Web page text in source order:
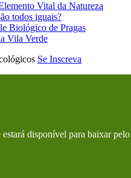
Vital da Natureza
todos iguais?
Biológico de Pragas
Vila Verde
Se Inscreva
disponível para baixar